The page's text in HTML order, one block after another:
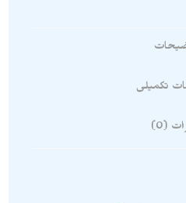
تکمیلی
(0)